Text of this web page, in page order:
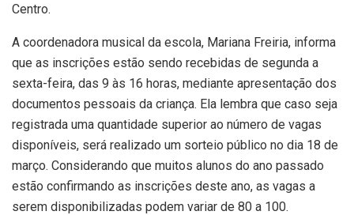
Centro.
A coordenadora musical da escola, Mariana Freiria, informa
que as inscrições estão sendo recebidas de segunda a
sexta-feira, das 9 às 16 horas, mediante apresentação dos
documentos pessoais da criança. Ela lembra que caso seja
registrada uma quantidade superior ao número de vagas
disponíveis, será realizado um sorteio público no dia 18 de
março. Considerando que muitos alunos do ano passado
estão confirmando as inscrições deste ano, as vagas a
serem disponibilizadas podem variar de 80 a 100.